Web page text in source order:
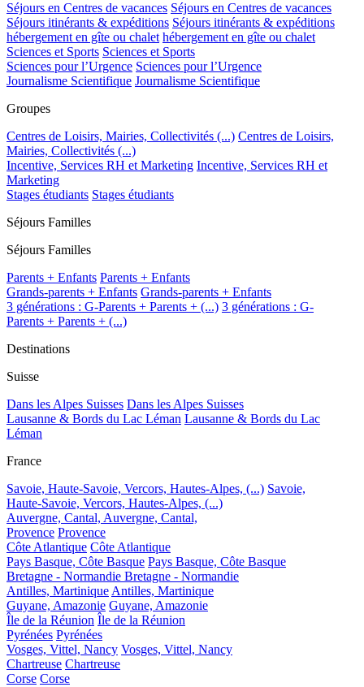
Séjours en Centres de vacances Séjours en Centres de vacances
Séjours itinérants & expéditions Séjours itinérants & expéditions
hébergement en gîte ou chalet hébergement en gîte ou chalet
Sciences et Sports Sciences et Sports
Sciences pour l’Urgence Sciences pour l’Urgence
Journalisme Scientifique Journalisme Scientifique
Groupes
Centres de Loisirs, Mairies, Collectivités (...) Centres de Loisirs,
Mairies, Collectivités (...)
Incentive, Services RH et Marketing Incentive, Services RH et
Marketing
Stages étudiants Stages étudiants
Séjours Familles
Séjours Familles
Parents + Enfants Parents + Enfants
Grands-parents + Enfants Grands-parents + Enfants
3 générations : G-Parents + Parents + (...) 3 générations : G-
Parents + Parents + (...)
Destinations
Suisse
Dans les Alpes Suisses Dans les Alpes Suisses
Lausanne & Bords du Lac Léman Lausanne & Bords du Lac
Léman
France
Savoie, Haute-Savoie, Vercors, Hautes-Alpes, (...) Savoie,
Haute-Savoie, Vercors, Hautes-Alpes, (...)
Auvergne, Cantal, Auvergne, Cantal,
Provence Provence
Côte Atlantique Côte Atlantique
Pays Basque, Côte Basque Pays Basque, Côte Basque
Bretagne - Normandie Bretagne - Normandie
Antilles, MartiniqueAntilles, Martinique
Guyane, Amazonie Guyane, Amazonie
Île de la Réunion Île de la Réunion
Pyrénées Pyrénées
Vosges, Vittel, Nancy Vosges, Vittel, Nancy
Chartreuse Chartreuse
Corse Corse